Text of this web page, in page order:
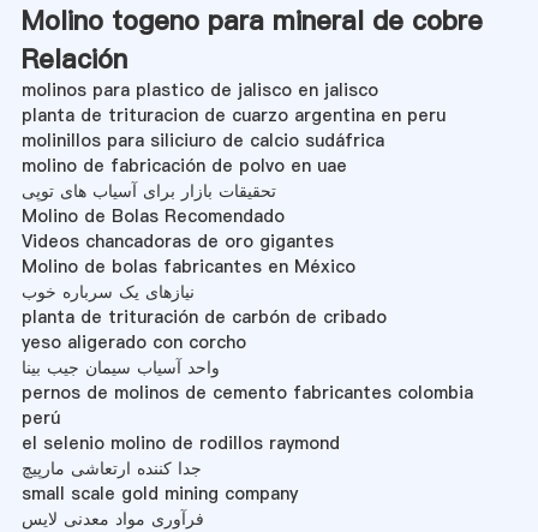
Molino togeno para mineral de cobre
Relación
molinos para plastico de jalisco en jalisco
planta de trituracion de cuarzo argentina en peru
molinillos para siliciuro de calcio sudáfrica
molino de fabricación de polvo en uae
تحقیقات بازار برای آسیاب های توپی
Molino de Bolas Recomendado
Videos chancadoras de oro gigantes
Molino de bolas fabricantes en México
نیازهای یک سرباره خوب
planta de trituración de carbón de cribado
yeso aligerado con corcho
واحد آسیاب سیمان جیب بینا
pernos de molinos de cemento fabricantes colombia
perú
el selenio molino de rodillos raymond
جدا کننده ارتعاشی مارپیچ
small scale gold mining company
فرآوری مواد معدنی لایس